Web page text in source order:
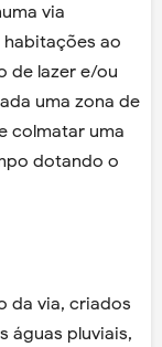
via
habitações ao
de lazer e/ou
uma zona de
colmatar uma
dotando o
da via, criados
águas pluviais,